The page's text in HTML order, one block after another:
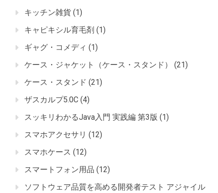
キッチン雑貨 (1)
キャピキシル育毛剤 (1)
ギャグ・コメディ (1)
ケース・ジャケット（ケース・スタンド）
(21)
ケース・スタンド (21)
ザスカルプ5.0C (4)
スッキリわかるJava入門 実践編 第3版 (1)
スマホアクセサリ (12)
スマホケース (12)
スマートフォン用品 (12)
ソフトウェア品質を高める開発者テスト アジャイル